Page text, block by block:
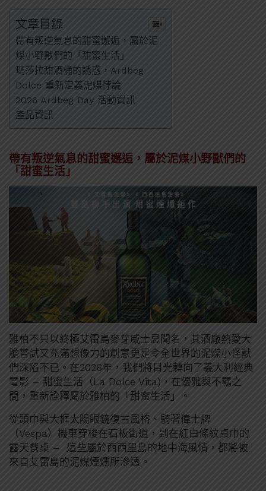
文章目錄
帶有叛逆氣息的甜蜜邂逅，屬於泥
煤小野獸們的「甜蜜生活」
瑪莎拉甜酒桶的誘惑，Ardbeg
Dolce 重新定義泥煤悖論
2026 Ardbeg Day 活動資訊
產品資訊
帶有叛逆氣息的甜蜜邂逅，屬於泥煤小野獸們的
「甜蜜生活」
雅柏不只以終極艾雷島麥芽威士忌聞名，其酒廠熱愛大
膽嘗試又充滿想像力的創意更是令全世界的泥煤小怪獸
們深陷不已。在2026年，我們將目光轉向了義大利經典
電影 – 甜蜜生活（La Dolce Vita)，在優雅與不羈之
間，重新詮釋屬於雅柏的「甜蜜生活」。
從頭巾與大框太陽眼鏡復古風格、騎著偉士牌
（Vespa）機車穿梭在石板街道，到在紅白條紋桌巾的
露天餐桌 – 這些屬於西西里島的地中海風情，都將被
來自艾雷島的泥煤煙燻所滲透。